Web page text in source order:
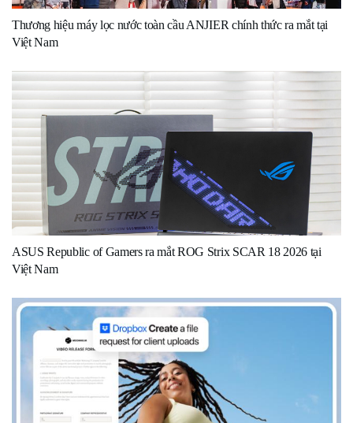
Thương hiệu máy lọc nước toàn cầu ANJIER chính thức ra mắt tại
Việt Nam
ASUS Republic of Gamers ra mắt ROG Strix SCAR 18 2026 tại
Việt Nam